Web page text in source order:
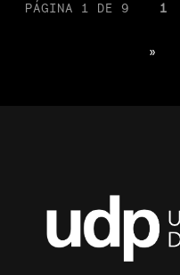
PÁGINA 1 DE 9 1
»